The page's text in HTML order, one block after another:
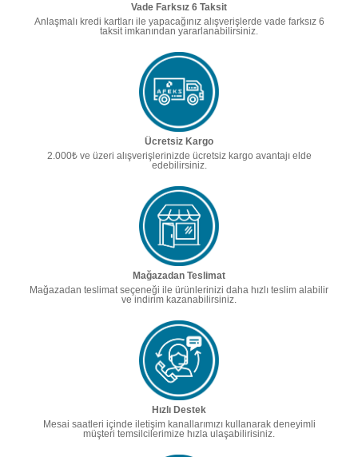
Vade Farksız 6 Taksit
Anlaşmalı kredi kartları ile yapacağınız alışverişlerde vade farksız 6
taksit imkanından yararlanabilirsiniz.
Ücretsiz Kargo
2.000₺ ve üzeri alışverişlerinizde ücretsiz kargo avantajı elde
edebilirsiniz.
Mağazadan Teslimat
Mağazadan teslimat seçeneği ile ürünlerinizi daha hızlı teslim alabilir
ve indirim kazanabilirsiniz.
Hızlı Destek
Mesai saatleri içinde iletişim kanallarımızı kullanarak deneyimli
müşteri temsilcilerimize hızla ulaşabilirisiniz.